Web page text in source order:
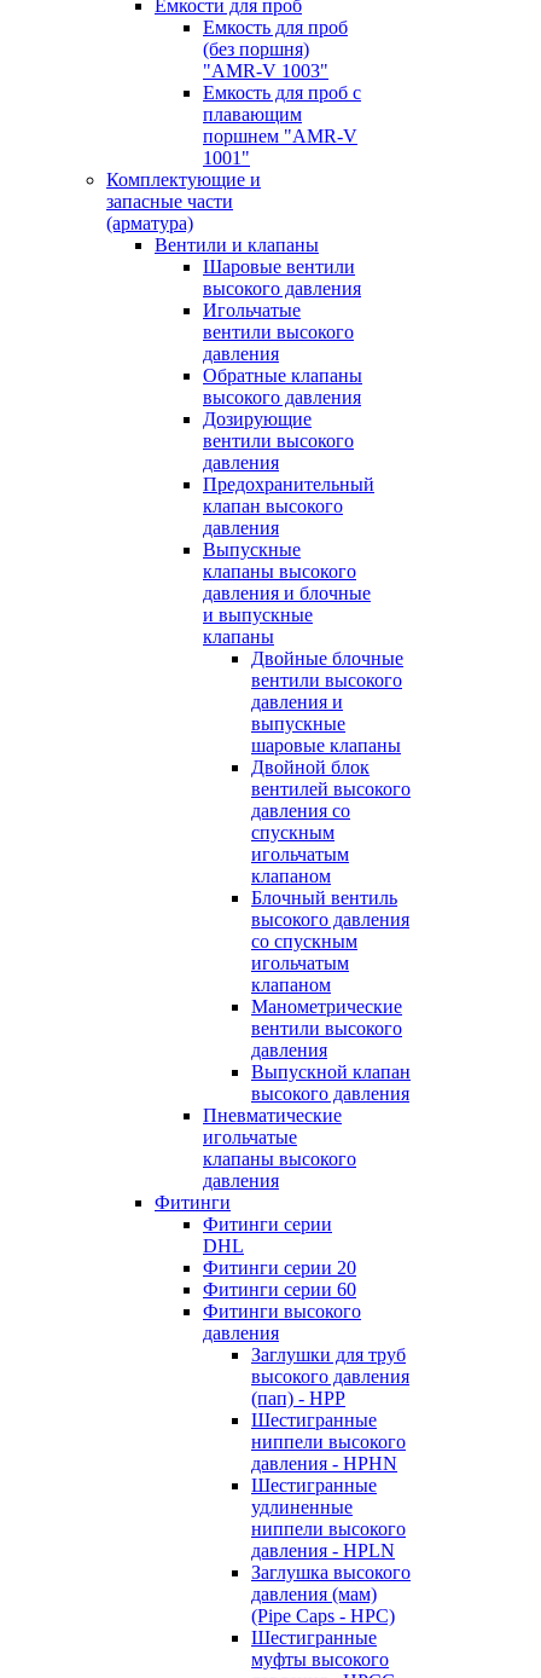
Емкости для проб
Емкость для проб
(без поршня)
"AMR-V 1003"
Емкость для проб с
плавающим
поршнем "AMR-V
1001"
Комплектующие и
запасные части
(арматура)
Вентили и клапаны
Шаровые вентили
высокого давления
Игольчатые
вентили высокого
давления
Обратные клапаны
высокого давления
Дозирующие
вентили высокого
давления
Предохранительный
клапан высокого
давления
Выпускные
клапаны высокого
давления и блочные
и выпускные
клапаны
Двойные блочные
вентили высокого
давления и
выпускные
шаровые клапаны
Двойной блок
вентилей высокого
давления со
спускным
игольчатым
клапаном
Блочный вентиль
высокого давления
со спускным
игольчатым
клапаном
Манометрические
вентили высокого
давления
Выпускной клапан
высокого давления
Пневматические
игольчатые
клапаны высокого
давления
Фитинги
Фитинги серии
DHL
Фитинги серии 20
Фитинги серии 60
Фитинги высокого
давления
Заглушки для труб
высокого давления
(пап) - HPP
Шестигранные
ниппели высокого
давления - HPHN
Шестигранные
удлиненные
ниппели высокого
давления - HPLN
Заглушка высокого
давления (мам)
(Pipe Caps - HPC)
Шестигранные
муфты высокого